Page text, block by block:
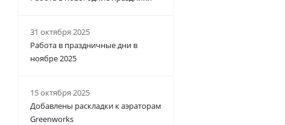
31 октября 2025
Работа в праздничные дни в
ноябре 2025
15 октября 2025
Добавлены раскладки к аэраторам
Greenworks